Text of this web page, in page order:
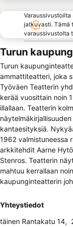
jatkuvasti. Tämä
varaussivustolta
Turun
Turun
ammattiteatteri, joka
Työväen Teatterin
kerää vuosittain noin
illallaan. Teatterin
kantaesityksiä.
1962 valmistuneessa
arkkitehdit Aarne
Stenros. Teatterin
mahtuu kerrallaan
kaupunginteatterin
Yhteystiedot
täinen Rantakatu 14,